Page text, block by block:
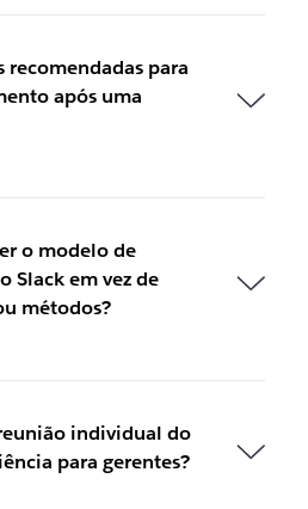
recomendadas para
após uma
o modelo de
Slack em vez de
métodos?
individual do
para gerentes?